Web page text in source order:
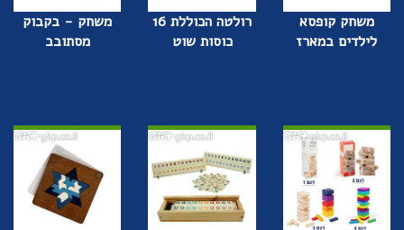
משחק קופסא
לילדים במארז
רולטה הכוללת 16
כוסות שוט
משחק - בקבוק
מסתובב